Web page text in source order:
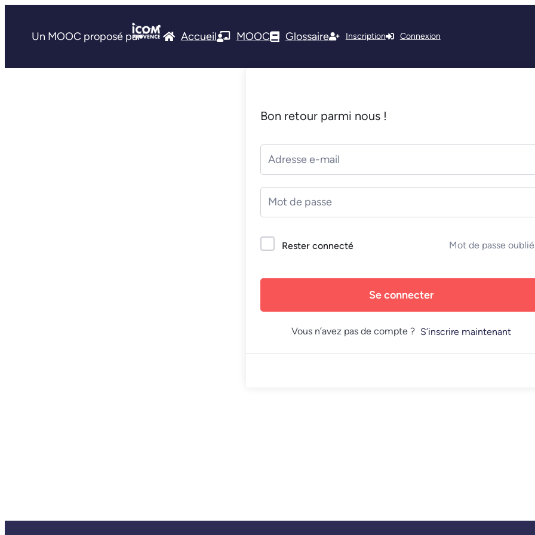
Un MOOC proposé par Accueil MOOC Glossaire Inscription Connexion
Bon retour parmi nous !
Rester connecté Mot de passe
Se connecter
Vous n’avez pas de compte ? S’inscrire maintenant